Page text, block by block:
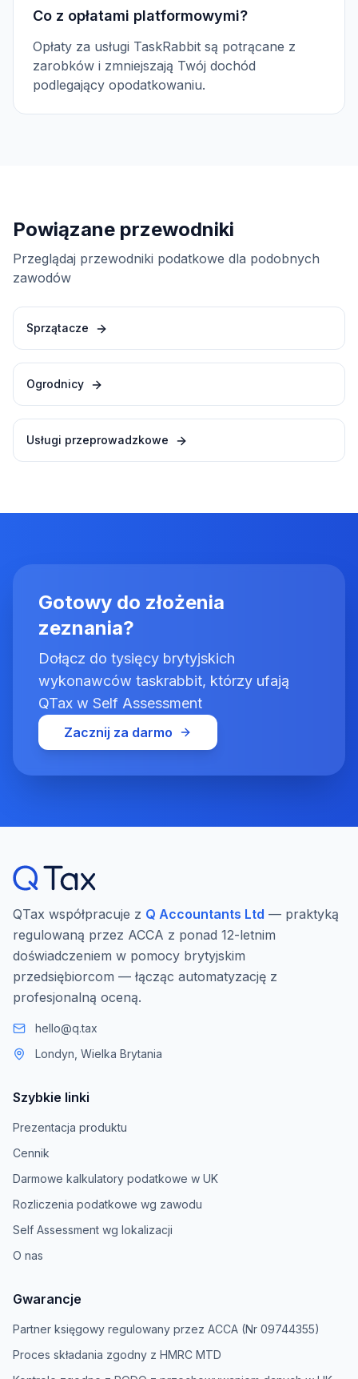
Co z opłatami platformowymi?
Opłaty za usługi TaskRabbit są potrącane z
zarobków i zmniejszają Twój dochód
podlegający opodatkowaniu.
Powiązane przewodniki
Przeglądaj przewodniki podatkowe dla podobnych
zawodów
Sprzątacze
Ogrodnicy
Usługi przeprowadzkowe
Gotowy do złożenia
zeznania?
Dołącz do tysięcy brytyjskich
wykonawców taskrabbit, którzy ufają
QTax w Self Assessment
Zacznij za darmo
QTax współpracuje z Q Accountants Ltd — praktyką
regulowaną przez ACCA z ponad 12-letnim
doświadczeniem w pomocy brytyjskim
przedsiębiorcom — łącząc automatyzację z
profesjonalną oceną.
hello@q.tax
Londyn, Wielka Brytania
Szybkie linki
Prezentacja produktu
Cennik
Darmowe kalkulatory podatkowe w UK
Rozliczenia podatkowe wg zawodu
Self Assessment wg lokalizacji
O nas
Gwarancje
Partner księgowy regulowany przez ACCA (Nr 09744355)
Proces składania zgodny z HMRC MTD